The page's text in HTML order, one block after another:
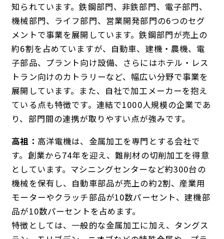
知られています。鉄鋼部門、非鉄部門、電子部門、
機械部門、ライフ部門、営業開発部門の6つのセグ
メントで事業を展開しています。鉄鋼部門が売上の
約6割を占めていますが、自動車、建機・農機、電
子部品、プラント向け設備、さらにはホテル・レス
トラン向けのカトラリーなど、幅広い分野で事業を
展開しています。また、自社で加工メーカーを抱え
ている点も特徴です。連結で1000人規模の企業であ
り、部門間の連携が取りやすい点が強みです。
高祖： 高洋電機は、金属加工を専門とする会社で
す。創業から74年を迎え、難削材の切削加工を得意
としています。マシニングセンターなど約300台の
機械を保有し、自動車部品が売上の約2割、産業用
モーターやクラッチ部品が10数パーセント、建機部
品が10数パーセントを占めます。
特徴としては、一般的な金属加工に加え、タングス